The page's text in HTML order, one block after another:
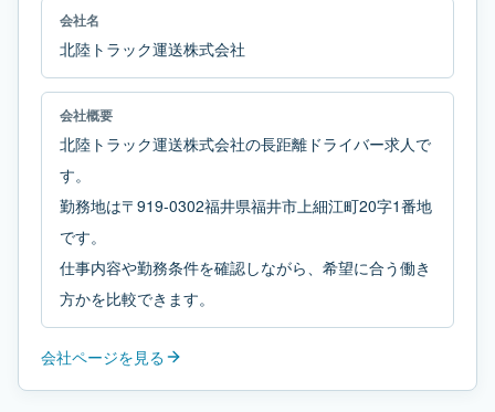
会社名
北陸トラック運送株式会社
会社概要
北陸トラック運送株式会社の長距離ドライバー求人で
す。
勤務地は〒919-0302福井県福井市上細江町20字1番地
です。
仕事内容や勤務条件を確認しながら、希望に合う働き
方かを比較できます。
会社ページを見る